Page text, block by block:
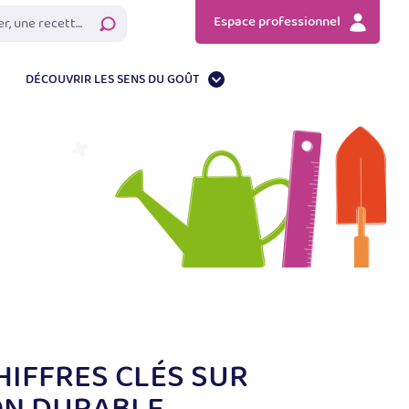
Espace professionnel
Rechercher
DÉCOUVRIR LES SENS DU GOÛT
CLÉS SUR